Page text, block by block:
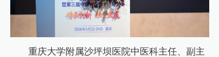
重庆大学附属沙坪坝医院中医科主任、副主